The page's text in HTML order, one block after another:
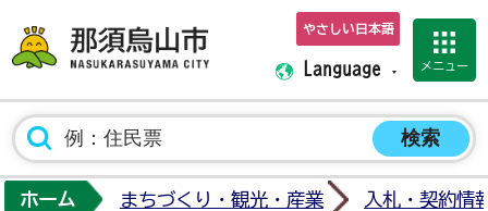
那須烏山市ホーム
やさしい日本語
Language メニュー
ホーム まちづくり・観光・産業 入札・契約情